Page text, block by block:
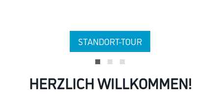
STANDORT-TOUR
HERZLICH WILLKOMMEN!